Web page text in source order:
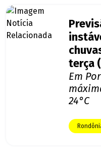
terça
Em
24°C